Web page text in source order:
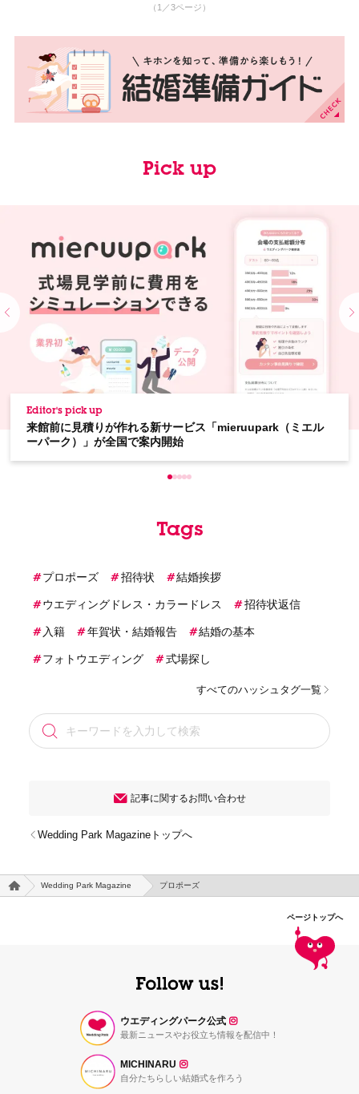
（1／3ページ）
Pick up
Editor's pick up
来館前に見積りが作れる新サービス「mieruupark（ミエル
ーパーク）」が全国で案内開始
Tags
プロポーズ 招待状 結婚挨拶
ウエディングドレス・カラードレス 招待状返信
入籍 年賀状・結婚報告 結婚の基本
フォトウエディング 式場探し
すべてのハッシュタグ一覧
記事に関するお問い合わせ
Wedding Park Magazineトップへ
Wedding Park Magazine プロポーズ
ページトップへ
ウエディングパーク公式
最新ニュースやお役立ち情報を配信中！
MICHINARU
自分たちらしい結婚式を作ろう